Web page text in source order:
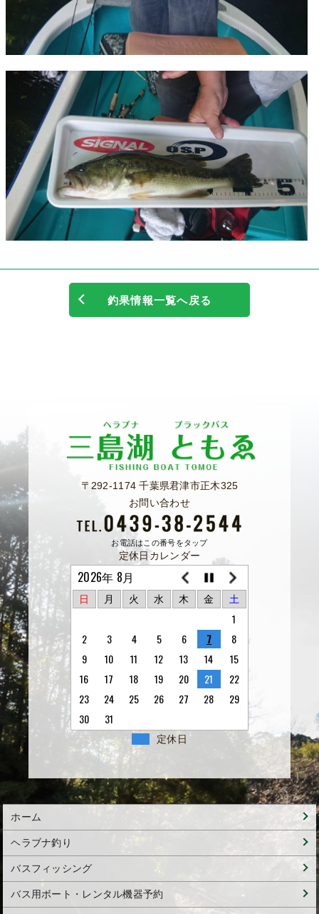
釣果情報一覧へ戻る
〒292-1174 千葉県君津市正木325
お問い合わせ
お電話はこの番号をタップ
定休日カレンダー
2026年 8月
日 月 火 水 木 金 土
1
2
3 4 5 6 7
8
9
10 11 12 13 14
15
16
17 18 19 20 21
22
23
24 25 26 27 28
29
30
31
定休日
ホーム
ヘラブナ釣り
バスフィッシング
バス用ボート・レンタル機器予約